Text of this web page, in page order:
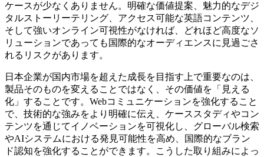
ケースが少なくありません。明確な価値提案、魅力的なデジ
タルストーリーテリング、アクセス可能な英語コンテンツ、
そして強いオンライン可視性がなければ、どれほど高度なソ
リューションであっても国際的なオーディエンスに見過ごさ
れるリスクがあります。
日本企業が国内市場を超えた成長を目指す上で重要なのは、
製品そのものを変えることではなく、その価値を「見える
化」することです。Webコミュニケーションを強化すること
で、技術的な強みをより明確に伝え、ケーススタディやコン
テンツを通じてイノベーションを可視化し、グローバル検索
やAIシステムにおける発見可能性を高め、国際的なブラン
ド認知を強化することができます。こうした取り組みによっ